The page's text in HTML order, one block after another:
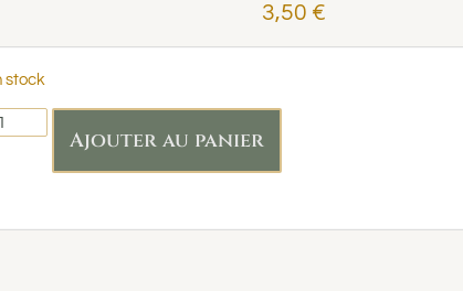
3,50 €
stock
Ajouter au panier